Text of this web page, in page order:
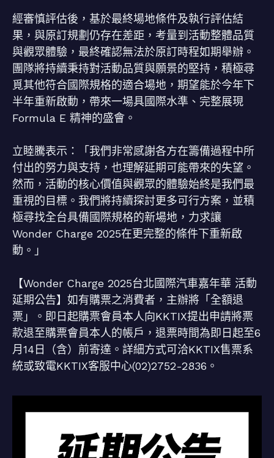
經審慎評估後，基於最終場地條件及執行評估結
果，與原訂規劃仍存在差距，考量到活動整體品質
與觀眾體驗，最終確認無法於原訂時程如期舉辦。
團隊將持續秉持對活動品質與願景的堅持，積極尋
覓其他符合國際規格的適合場地，期望能於今年下
半年重新啟動，帶來一場具國際水準、完整展現
Formula E 精神的盛會。
立睦騰表示：「我們非常感謝各方在籌備過程中所
付出的努力與支持，也理解延期可能帶來的失望。
然而，活動的核心價值與觀眾的體驗始終是我們最
重視的目標。我們將持續探討更多可行方案，並積
極尋找全台具備國際規格的新場地，力求讓
Wonder Charge 2025在更完整的條件下重新啟
動。」
【Wonder Charge 2025台北國際汽車嘉年華 活動
延期公告】如有購票之消費者，主辦將「全額退
票」。即日起購票會員本人向KKTIX提出申請將票
款退至購票會員本人的帳戶，退票時間為即日起至6
月14日（含）前寄達。詳細方式可洽KKTIX售票系
統或致電KKTIX客服中心(02)2752-2836。